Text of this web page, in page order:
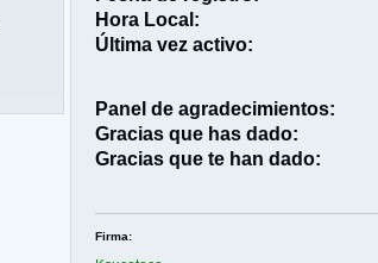
Hora Local:
Última vez activo:
Panel de agradecimientos:
Gracias que has dado:
Gracias que te han dado:
Firma: